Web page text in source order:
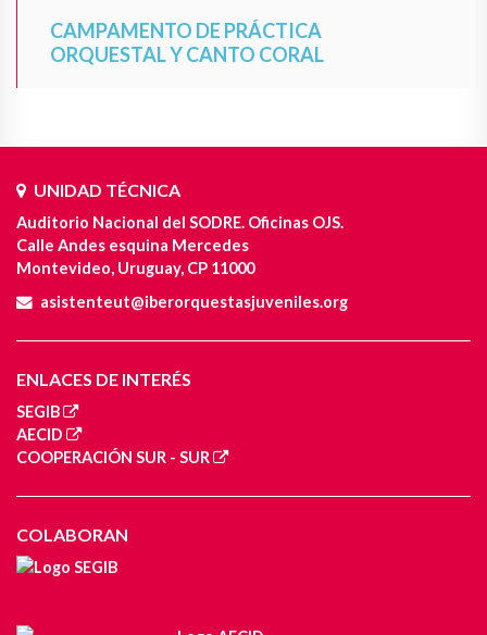
CAMPAMENTO DE PRÁCTICA
ORQUESTAL Y CANTO CORAL
UNIDAD TÉCNICA
Auditorio Nacional del SODRE. Oficinas OJS.
Calle Andes esquina Mercedes
Montevideo, Uruguay, CP 11000
asistenteut@iberorquestasjuveniles.org
ENLACES DE INTERÉS
SEGIB
AECID
COOPERACIÓN SUR - SUR
COLABORAN